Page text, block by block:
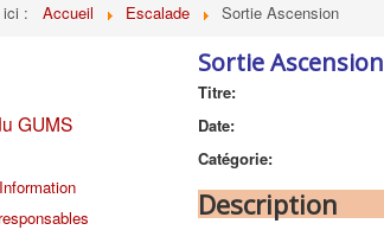
: Accueil Escalade Sortie Ascension
GUMS
Sortie Ascension
Titre:
Date:
Catégorie:
Description